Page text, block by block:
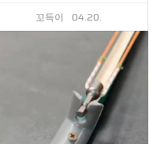
꼬득이 04.20.